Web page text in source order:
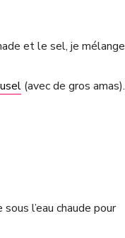
et le sel, je mélange
(avec de gros amas).
l’eau chaude pour